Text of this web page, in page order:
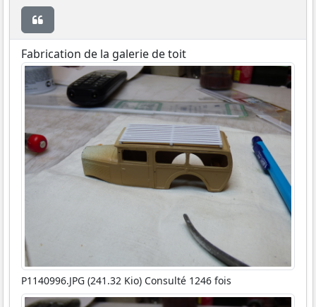
Fabrication de la galerie de toit
P1140996.JPG (241.32 Kio) Consulté 1246 fois